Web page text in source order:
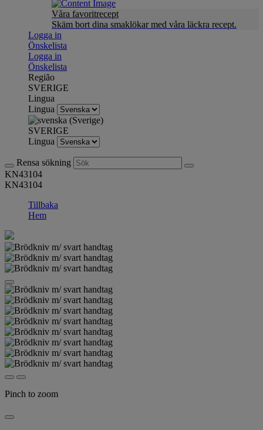
Våra favoritrecept
Skäm bort dina smaklökar med våra läckra recept.
Logga in
Önskelista
Logga in
Önskelista
Região
SVERIGE
Lingua
Lingua
SVERIGE
Lingua
Rensa sökning
KN43104
KN43104
Tillbaka
Hem
Pinch to zoom